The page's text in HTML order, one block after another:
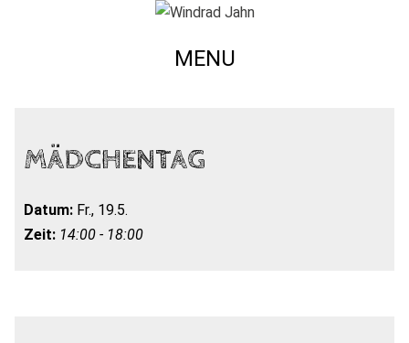
MENU
MÄDCHENTAG
Datum: Fr., 19.5.
Zeit: 14:00 - 18:00